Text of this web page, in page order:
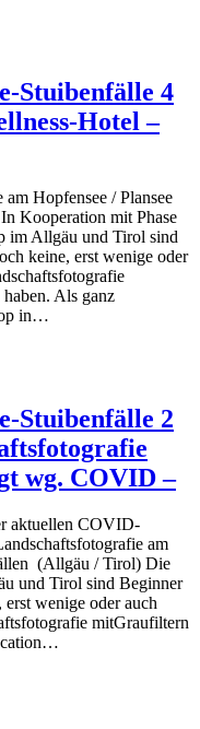
Stuibenfälle 4
Hotel –
Hopfensee / Plansee
Kooperation mit Phase
im Allgäu und Tirol sind
keine, erst wenige oder
Als ganz
in…
Stuibenfälle 2
wg. COVID –
aktuellen COVID-
am
(Allgäu / Tirol) Die
und Tirol sind Beginner
wenige oder auch
mitGraufiltern